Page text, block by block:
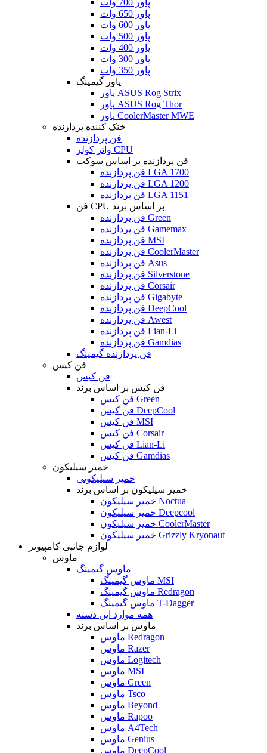
پاور 700 وات
پاور 650 وات
پاور 600 وات
پاور 500 وات
پاور 400 وات
پاور 300 وات
پاور 350 وات
پاور گیمینگ
پاور ASUS Rog Strix
پاور ASUS Rog Thor
پاور CoolerMaster MWE
خنک کننده پردازنده
فن پردازنده
واتر کولر CPU
فن پردازنده بر اساس سوکت
فن پردازنده LGA 1700
فن پردازنده LGA 1200
فن پردازنده LGA 1151
فن CPU بر اساس برند
فن پردازنده Green
فن پردازنده Gamemax
فن پردازنده MSI
فن پردازنده CoolerMaster
فن پردازنده Asus
فن پردازنده Silverstone
فن پردازنده Corsair
فن پردازنده Gigabyte
فن پردازنده DeepCool
فن پردازنده Awest
فن پردازنده Lian-Li
فن پردازنده Gamdias
فن پردازنده گیمینگ
فن کیس
فن کیس
فن کیس بر اساس برند
فن کیس Green
فن کیس DeepCool
فن کیس MSI
فن کیس Corsair
فن کیس Lian-Li
فن کیس Gamdias
خمیر سیلیکون
خمیر سیلیکونی
خمیر سیلیکون بر اساس برند
خمیر سیلیکون Noctua
خمیر سیلیکون Deepcool
خمیر سیلیکون CoolerMaster
خمیر سیلیکون Grizzly Kryonaut
لوازم جانبی کامپیوتر
ماوس
ماوس گیمینگ
ماوس گیمینگ MSI
ماوس گیمینگ Redragon
ماوس گیمینگ T-Dagger
همه موارد این دسته
ماوس بر اساس برند
ماوس Redragon
ماوس Razer
ماوس Logitech
ماوس MSI
ماوس Green
ماوس Tsco
ماوس Beyond
ماوس Rapoo
ماوس A4Tech
ماوس Genius
ماوس DeepCool